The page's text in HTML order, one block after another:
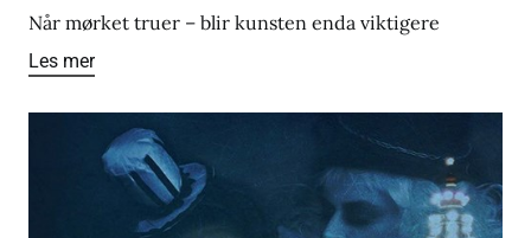
Når mørket truer – blir kunsten enda viktigere
Les mer